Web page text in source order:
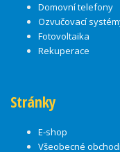
Domovní telefony
Ozvučovací
Fotovoltaika
Rekuperace
Stránky
E-shop
Všeobecné